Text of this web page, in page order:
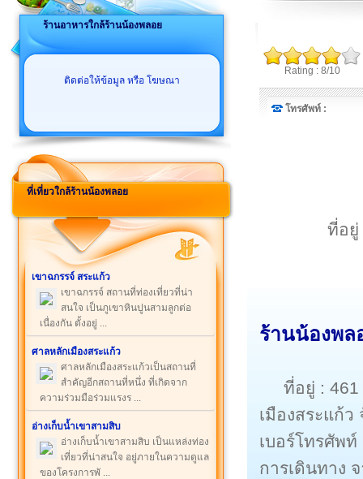
ร้านอาหารใกล้ร้านน้องพลอย
ติดต่อให้ข้อมูล หรือ โฆษณา
ที่เที่ยวใกล้ร้านน้องพลอย
เขาฉกรรจ์ สระแก้ว
เขาฉกรรจ์ สถานที่ท่องเที่ยวที่น่า
สนใจ เป็นภูเขาหินปูนสามลูกต่อ
เนื่องกัน ตั้งอยู่ ...
ศาลหลักเมืองสระแก้ว
ศาลหลักเมืองสระแก้วเป็นสถานที่
สำคัญอีกสถานที่หนึ่ง ที่เกิดจาก
ความร่วมมือร่วมแรงร ...
อ่างเก็บน้ำเขาสามสิบ
อ่างเก็บน้ำเขาสามสิบ เป็นแหล่งท่อง
เที่ยวที่น่าสนใจ อยู่ภายในความดูแล
ของโครงการพั ...
Rating : 8/10
โทรศัพท์ :
ที่อยู่
ร้านน้องพล
ที่อยู่ :
เมืองสระแก้ว
เบอร์โทรศัพท์
การเดินทาง